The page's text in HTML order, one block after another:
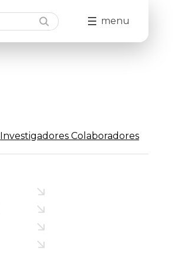
menu
Investigadores Colaboradores